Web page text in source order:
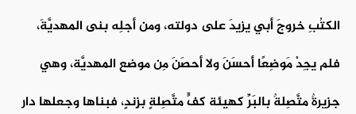
الكتُبِ خروجَ أبي يزيدَ على دولته، ومن أجلِه بنى المهديَّةَ،
فلم يجِدْ مَوضِعًا أحسَنَ ولا أحصَنَ مِن موضع المهديَّة، وهي
جزيرةٌ متَّصِلةٌ بالبَرِّ كهيئة كفٍّ متَّصِلةٍ بزِندٍ، فبناها وجعلها دار